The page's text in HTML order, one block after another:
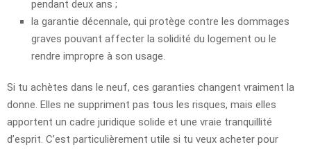
pendant deux ans ;
la garantie décennale, qui protège contre les dommages
graves pouvant affecter la solidité du logement ou le
rendre impropre à son usage.
Si tu achètes dans le neuf, ces garanties changent vraiment la
donne. Elles ne suppriment pas tous les risques, mais elles
apportent un cadre juridique solide et une vraie tranquillité
d’esprit. C’est particulièrement utile si tu veux acheter pour